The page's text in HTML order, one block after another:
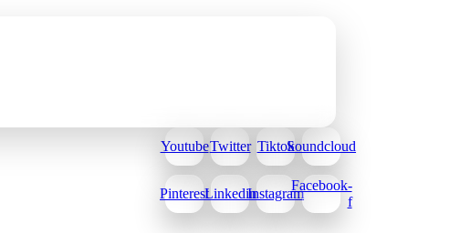
YoutubeTwitter TiktokSoundcloud
PinterestLinkedinInstagram
Facebook-
f